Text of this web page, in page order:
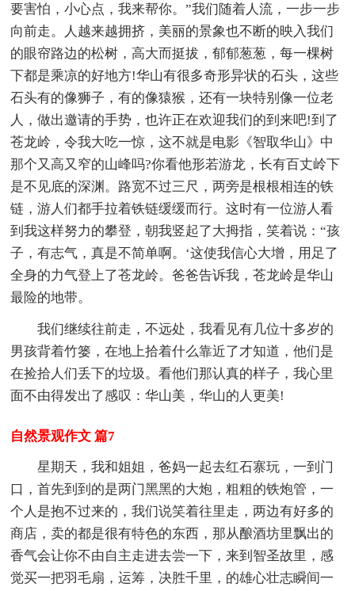
要害怕，小心点，我来帮你。”我们随着人流，一步一步
向前走。人越来越拥挤，美丽的景象也不断的映入我们
的眼帘路边的松树，高大而挺拔，郁郁葱葱，每一棵树
下都是乘凉的好地方!华山有很多奇形异状的石头，这些
石头有的像狮子，有的像猿猴，还有一块特别像一位老
人，做出邀请的手势，也许正在欢迎我们的到来吧!到了
苍龙岭，令我大吃一惊，这不就是电影《智取华山》中
那个又高又窄的山峰吗?你看他形若游龙，长有百丈岭下
是不见底的深渊。路宽不过三尺，两旁是根根相连的铁
链，游人们都手拉着铁链缓缓而行。这时有一位游人看
到我这样努力的攀登，朝我竖起了大拇指，笑着说：“孩
子，有志气，真是不简单啊。‘这使我信心大增，用足了
全身的力气登上了苍龙岭。爸爸告诉我，苍龙岭是华山
最险的地带。
我们继续往前走，不远处，我看见有几位十多岁的
男孩背着竹篓，在地上拾着什么靠近了才知道，他们是
在捡拾人们丢下的垃圾。看他们那认真的样子，我心里
面不由得发出了感叹：华山美，华山的人更美!
自然景观作文 篇7
星期天，我和姐姐，爸妈一起去红石寨玩，一到门
口，首先到到的是两门黑黑的大炮，粗粗的铁炮管，一
个人是抱不过来的，我们说笑着往里走，两边有好多的
商店，卖的都是很有特色的东西，那从酿酒坊里飘出的
香气会让你不由自主走进去尝一下，来到智圣故里，感
觉买一把羽毛扇，运筹，决胜千里，的雄心壮志瞬间一